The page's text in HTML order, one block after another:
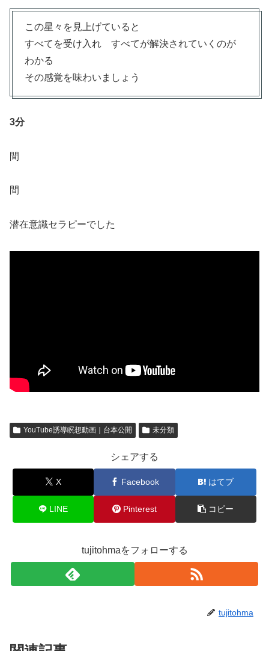
この星々を見上げていると
すべてを受け入れ すべてが解決されていくのが
わかる
その感覚を味わいましょう
3分
間
間
潜在意識セラピーでした
YouTube誘導瞑想動画｜台本公開 未分類
シェアする
X Facebook はてブ
LINE Pinterest コピー
tujitohmaをフォローする
tujitohma